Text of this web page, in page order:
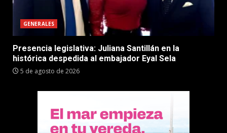
GENERALES
Presencia legislativa: Juliana Santillán en la
histórica despedida al embajador Eyal Sela
5 de agosto de 2026